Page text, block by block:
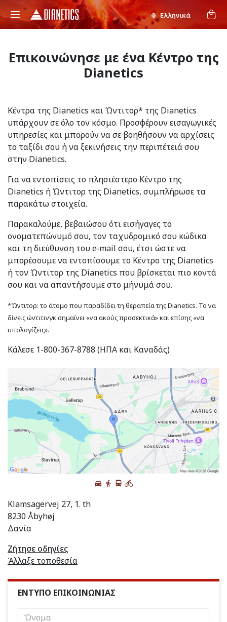
Ελληνικά
Επικοινώνησε με ένα Κέντρο της
Dianetics
Κέντρα της Dianetics και Ώντιτορ* της Dianetics
υπάρχουν σε όλο τον κόσμο. Προσφέρουν εισαγωγικές
υπηρεσίες και μπορούν να σε βοηθήσουν να αρχίσεις
το ταξίδι σου ή να ξεκινήσεις την περιπέτειά σου
στην Dianetics.
Για να εντοπίσεις το πλησιέστερο Κέντρο της
Dianetics ή Ώντιτορ της Dianetics, συμπλήρωσε τα
παρακάτω στοιχεία.
Παρακαλούμε, βεβαιώσου ότι εισήγαγες το
ονοματεπώνυμό σου, τον ταχυδρομικό σου κώδικα
και τη διεύθυνση του e‑mail σου, έτσι ώστε να
μπορέσουμε να εντοπίσουμε το Κέντρο της Dianetics
ή τον Ώντιτορ της Dianetics που βρίσκεται πιο κοντά
σου και να απαντήσουμε στο μήνυμά σου.
*Ώντιτορ: το άτομο που παραδίδει τη θεραπεία της Dianetics. Το να
δίνεις ώντιτινγκ σημαίνει «να ακούς προσεκτικά» και επίσης «να
υπολογίζεις».
Κάλεσε 1-800-367-8788 (ΗΠΑ και Καναδάς)
Klamsagervej 27, 1. th
8230 Åbyhøj
Δανία
Ζήτησε οδηγίες
Άλλαξε τοποθεσία
ΕΝΤΥΠΟ ΕΠΙΚΟΙΝΩΝΙΑΣ